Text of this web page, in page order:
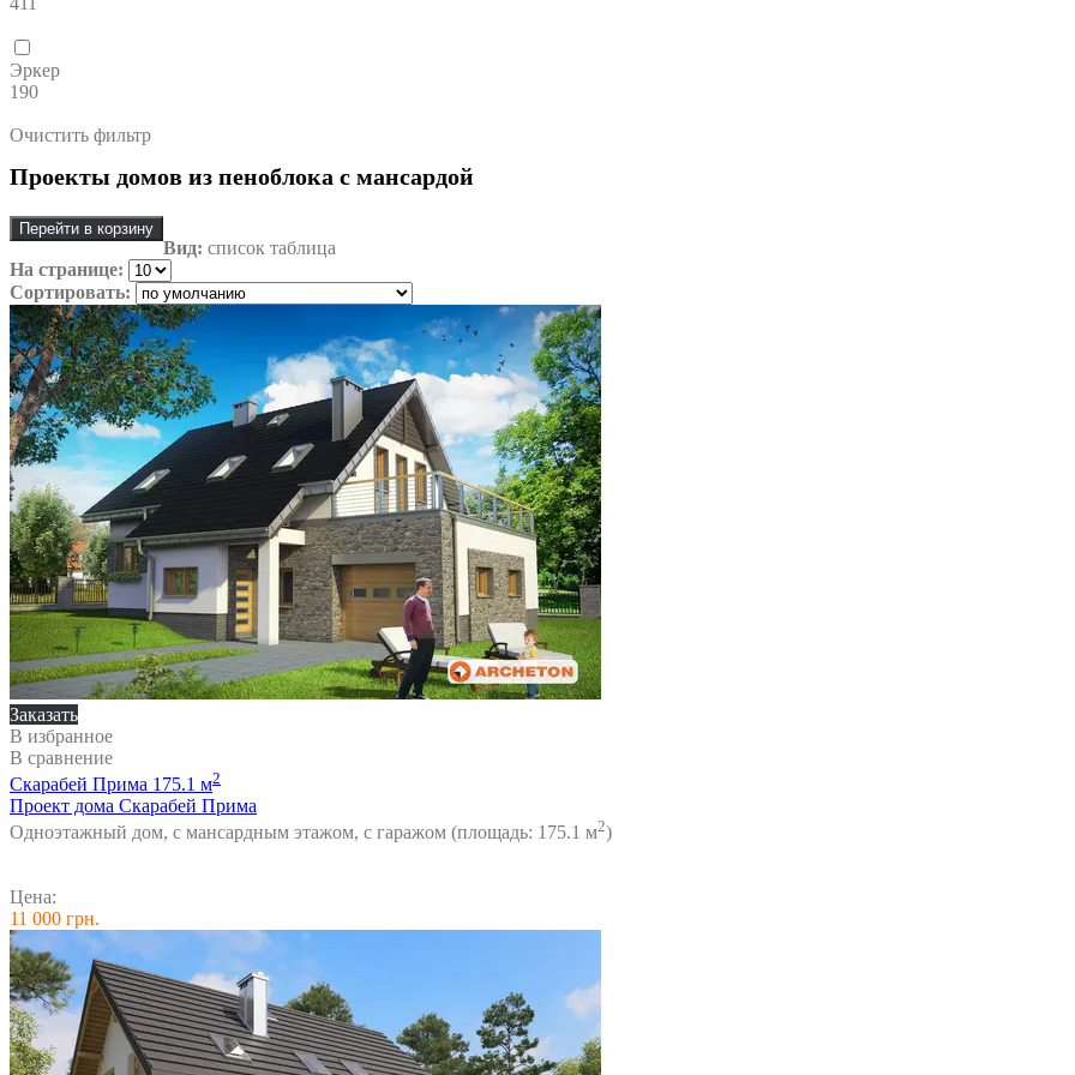
Эркер
190
Очистить фильтр
Проекты домов из пеноблока с мансардой
Перейти в корзину
Вид: список таблица
На странице:
Сортировать:
Заказать
В избранное
В сравнение
Скарабей Прима 175.1 м2
Проект дома Скарабей Прима
Одноэтажный дом, с мансардным этажом, с гаражом (площадь: 175.1 м2)
Цена:
11 000 грн.